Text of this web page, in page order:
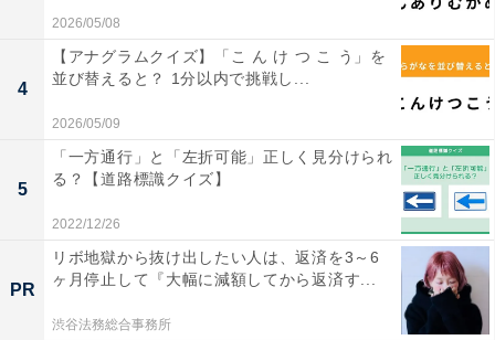
2026/05/08
4
【アナグラムクイズ】「こ ん け つ こ う」を
並び替えると？ 1分以内で挑戦し...
2026/05/09
5
「一方通行」と「左折可能」正しく見分けられ
る？【道路標識クイズ】
2022/12/26
PR
リボ地獄から抜け出したい人は、返済を3～6
ヶ月停止して『大幅に減額してから返済す...
渋谷法務総合事務所